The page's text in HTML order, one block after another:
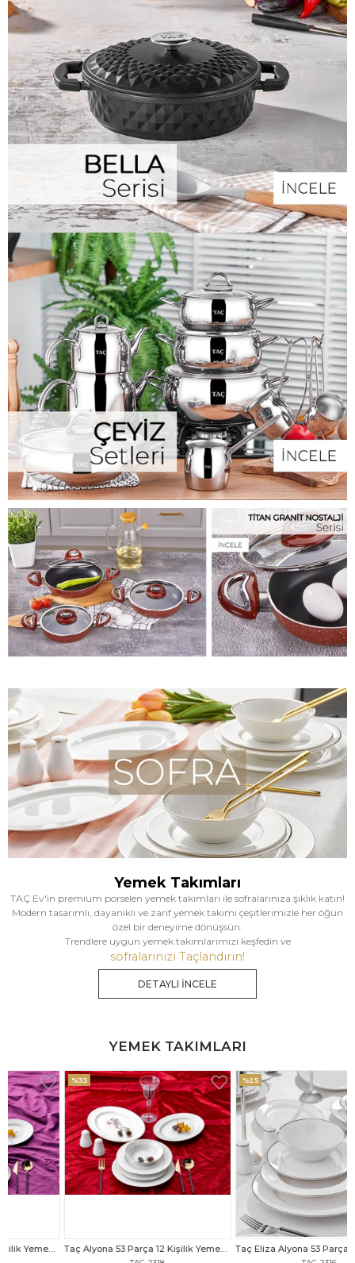
Yemek Takımları
TAÇ Ev'in premium porselen yemek takımları ile sofralarınıza şıklık katın!
Modern tasarımlı, dayanıklı ve zarif yemek takımı çeşitlerimizle her öğün
özel bir deneyime dönüşsün.
Trendlere uygun yemek takımlarımızı keşfedin ve
sofralarınızı Taçlandırın!
DETAYLI İNCELE
YEMEK TAKIMLARI
Taç Alyona 53 Parça 12 Kişilik Yemek Takımı Gold
%33
Taç Eliza Alyona 53 Parça 12 Kişilik Yemek Takımı Platin
%25